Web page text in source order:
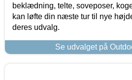
beklædning, telte, soveposer,
kan løfte din næste tur til nye
deres udvalg.
Se udvalget på